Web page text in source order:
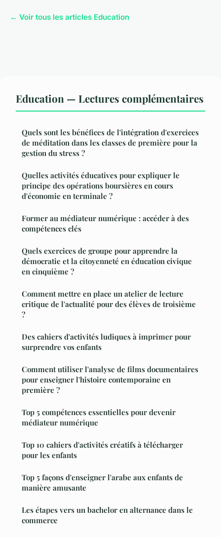
← Voir tous les articles Education
Education — Lectures complémentaires
Quels sont les bénéfices de l'intégration d'exercices
de méditation dans les classes de première pour la
gestion du stress ?
Quelles activités éducatives pour expliquer le
principe des opérations boursières en cours
d'économie en terminale ?
Former au médiateur numérique : accéder à des
compétences clés
Quels exercices de groupe pour apprendre la
démocratie et la citoyenneté en éducation civique
en cinquième ?
Comment mettre en place un atelier de lecture
critique de l'actualité pour des élèves de troisième
?
Des cahiers d'activités ludiques à imprimer pour
surprendre vos enfants
Comment utiliser l'analyse de films documentaires
pour enseigner l'histoire contemporaine en
première ?
Top 5 compétences essentielles pour devenir
médiateur numérique
Top 10 cahiers d'activités créatifs à télécharger
pour les enfants
Top 5 façons d'enseigner l'arabe aux enfants de
manière amusante
Les étapes vers un bachelor en alternance dans le
commerce